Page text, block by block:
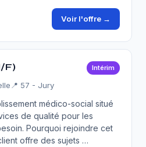
Voir l'offre →
F) Intérim
📍 57 - Jury
médico-social situé
de qualité pour les
Pourquoi rejoindre cet
offre des sujets …